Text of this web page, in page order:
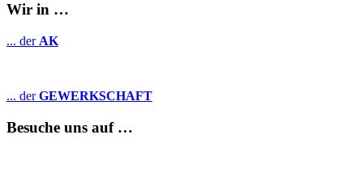
Wir in …
... der AK
... derGEWERKSCHAFT
Besuche uns auf …